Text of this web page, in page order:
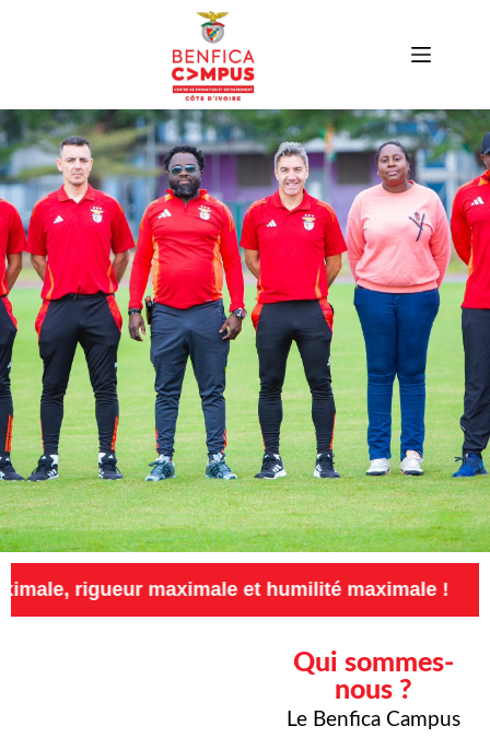
maximale et humilité maximale !
Qui sommes-
nous ?
Le Benfica Campus